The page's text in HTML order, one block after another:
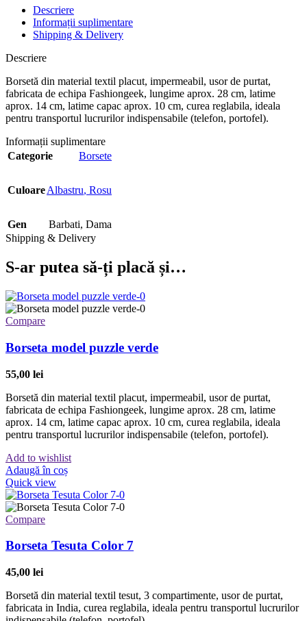
Descriere
Informații suplimentare
Shipping & Delivery
Descriere
Borsetă din material textil placut, impermeabil, usor de purtat,
fabricata de echipa Fashiongeek, lungime aprox. 28 cm, latime
aprox. 14 cm, latime capac aprox. 10 cm, curea reglabila, ideala
pentru transportul lucrurilor indispensabile (telefon, portofel).
Informații suplimentare
Categorie
Borsete
CuloareAlbastru, Rosu
Gen Barbati, Dama
Shipping & Delivery
S-ar putea să-ți placă și…
Compare
Borseta model puzzle verde
55,00 lei
Borsetă din material textil placut, impermeabil, usor de purtat,
fabricata de echipa Fashiongeek, lungime aprox. 28 cm, latime
aprox. 14 cm, latime capac aprox. 10 cm, curea reglabila, ideala
pentru transportul lucrurilor indispensabile (telefon, portofel).
Add to wishlist
Adaugă în coș
Quick view
Compare
Borseta Tesuta Color 7
45,00 lei
Borsetă din material textil tesut, 3 compartimente, usor de purtat,
fabricata in India, curea reglabila, ideala pentru transportul lucrurilor